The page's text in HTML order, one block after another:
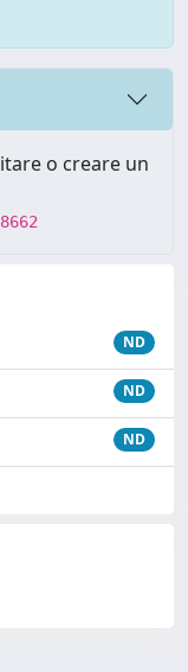
o creare un
ND
ND
ND